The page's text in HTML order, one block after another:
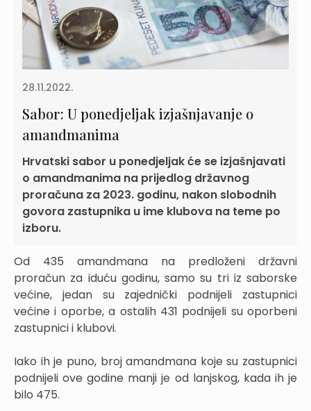
28.11.2022.
Sabor: U ponedjeljak izjašnjavanje o
amandmanima
Hrvatski sabor u ponedjeljak će se izjašnjavati
o amandmanima na prijedlog državnog
proračuna za 2023. godinu, nakon slobodnih
govora zastupnika u ime klubova na teme po
izboru.
Od 435 amandmana na predloženi državni
proračun za iduću godinu, samo su tri iz saborske
većine, jedan su zajednički podnijeli zastupnici
većine i oporbe, a ostalih 431 podnijeli su oporbeni
zastupnici i klubovi.
Iako ih je puno, broj amandmana koje su zastupnici
podnijeli ove godine manji je od lanjskog, kada ih je
bilo 475.